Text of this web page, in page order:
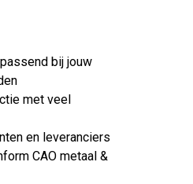
bij jouw
met veel
en leveranciers
CAO metaal &